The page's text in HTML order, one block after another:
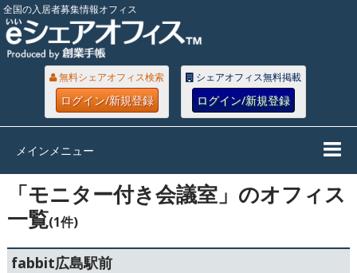
全国の入居者募集情報オフィス
無料シェアオフィス検索
ログイン/新規登録
シェアオフィス無料掲載
ログイン/新規登録
メインメニュー
「モニター付き会議室」のオフィス
一覧(1件)
fabbit広島駅前